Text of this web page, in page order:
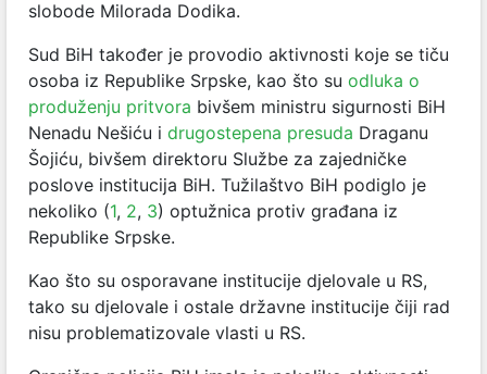
slobode Milorada Dodika.
Sud BiH također je provodio aktivnosti koje se tiču
osoba iz Republike Srpske, kao što su odluka o
produženju pritvora bivšem ministru sigurnosti BiH
Nenadu Nešiću i drugostepena presuda Draganu
Šojiću, bivšem direktoru Službe za zajedničke
poslove institucija BiH. Tužilaštvo BiH podiglo je
nekoliko (1, 2, 3) optužnica protiv građana iz
Republike Srpske.
Kao što su osporavane institucije djelovale u RS,
tako su djelovale i ostale državne institucije čiji rad
nisu problematizovale vlasti u RS.